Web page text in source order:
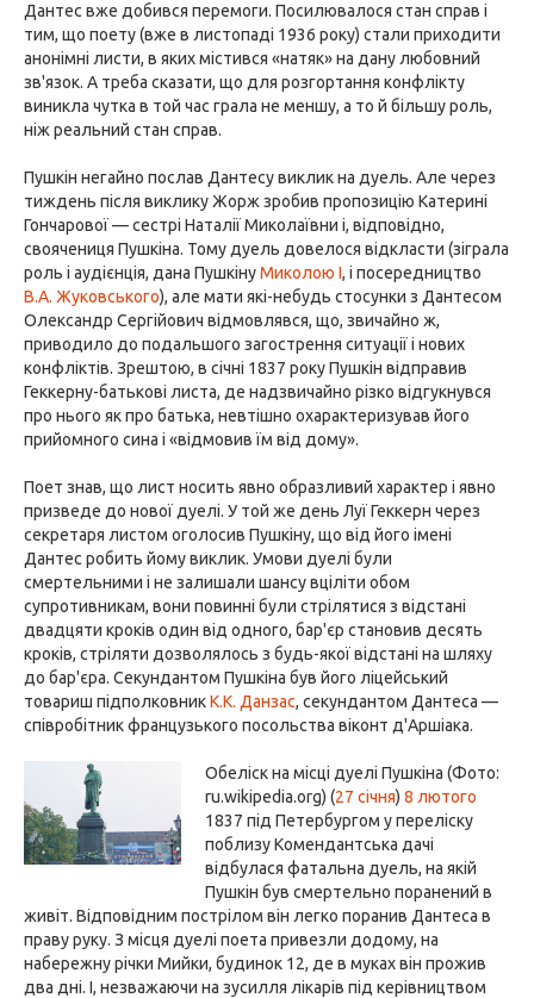
Дантес вже добився перемоги. Посилювалося стан справ і
тим, що поету (вже в листопаді 1936 року) стали приходити
анонімні листи, в яких містився «натяк» на дану любовний
зв'язок. А треба сказати, що для розгортання конфлікту
виникла чутка в той час грала не меншу, а то й більшу роль,
ніж реальний стан справ.
Пушкін негайно послав Дантесу виклик на дуель. Але через
тиждень після виклику Жорж зробив пропозицію Катерині
Гончарової — сестрі Наталії Миколаївни і, відповідно,
своячениця Пушкіна. Тому дуель довелося відкласти (зіграла
роль і аудієнція, дана ПушкінуМиколою I, і посередництво
В.А. Жуковського), але мати які-небудь стосунки з Дантесом
Олександр Сергійович відмовлявся, що, звичайно ж,
приводило до подальшого загострення ситуації і нових
конфліктів. Зрештою, в січні 1837 року Пушкін відправив
Геккерну-батькові листа, де надзвичайно різко відгукнувся
про нього як про батька, невтішно охарактеризував його
прийомного сина і «відмовив їм від дому».
Поет знав, що лист носить явно образливий характер і явно
призведе до нової дуелі. У той же день Луї Геккерн через
секретаря листом оголосив Пушкіну, що від його імені
Дантес робить йому виклик. Умови дуелі були
смертельними і не залишали шансу вціліти обом
супротивникам, вони повинні були стрілятися з відстані
двадцяти кроків один від одного, бар'єр становив десять
кроків, стріляти дозволялось з будь-якої відстані на шляху
до бар'єра. Секундантом Пушкіна був його ліцейський
товариш підполковникК.К. Данзас, секундантом Дантеса —
співробітник французького посольства віконт д'Аршіака.
Обеліск на місці дуелі Пушкіна (Фото:
ru.wikipedia.org) (27 січня) 8 лютого
1837 під Петербургом у переліску
поблизу Комендантська дачі
відбулася фатальна дуель, на якій
Пушкін був смертельно поранений в
живіт. Відповідним пострілом він легко поранив Дантеса в
праву руку. З місця дуелі поета привезли додому, на
набережну річки Мийки, будинок 12, де в муках він прожив
два дні. І, незважаючи на зусилля лікарів під керівництвом